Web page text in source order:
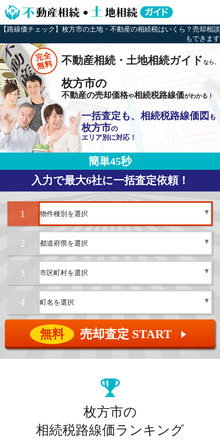
【路線価チェック】枚方市の土地・不動産の相続税はいくら？売却相談
もできます
完全
無料 不動産相続・土地相続ガイドなら、
枚方市の
不動産の売却価格や相続税路線価がわかる！
一括査定も、相続税路線価図 も
枚方市の
エリア別に対応！
簡単45秒
入力で最大6社に一括査定依頼！
1
2
3
4
無料 売却査定 START ▲
枚方市の
相続税路線価ランキング